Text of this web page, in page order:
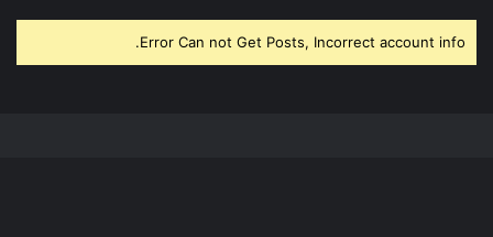
Error Can not Get Posts, Incorrect account info.